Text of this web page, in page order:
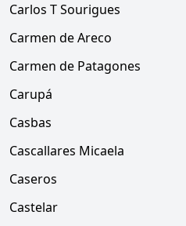
Carlos T Sourigues
Carmen de Areco
Carmen de Patagones
Carupá
Casbas
Cascallares Micaela
Caseros
Castelar